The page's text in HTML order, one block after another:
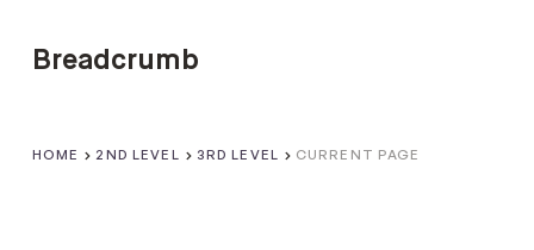
Breadcrumb
HOME 2ND LEVEL 3RD LEVEL CURRENT PAGE